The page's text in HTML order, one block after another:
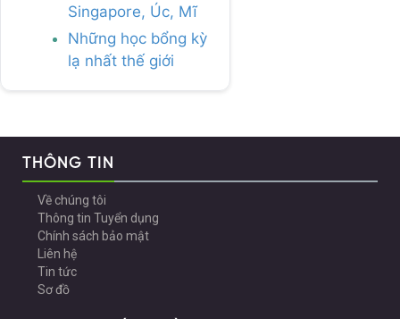
Singapore, Úc, Mĩ
Những học bổng kỳ
lạ nhất thế giới
THÔNG TIN
Về chúng tôi
Thông tin Tuyển dụng
Chính sách bảo mật
Liên hệ
Tin tức
Sơ đồ